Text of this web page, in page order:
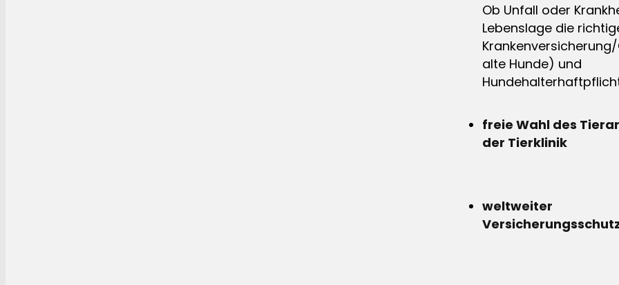
Ob Unfall oder
Lebenslage die
alte Hunde) und
freie Wahl des
der Tierklinik
weltweiter